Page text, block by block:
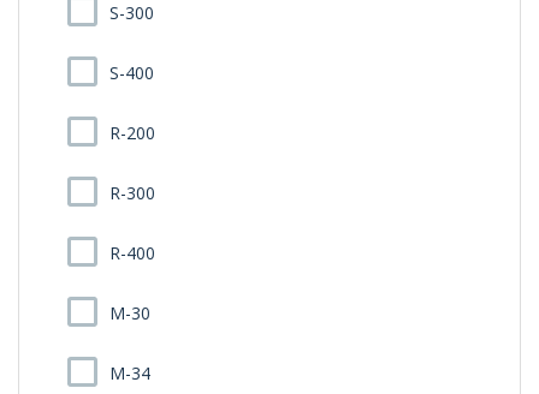
S-300
S-400
R-200
R-300
R-400
M-30
M-34